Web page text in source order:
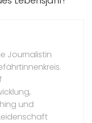
Journalistin
und